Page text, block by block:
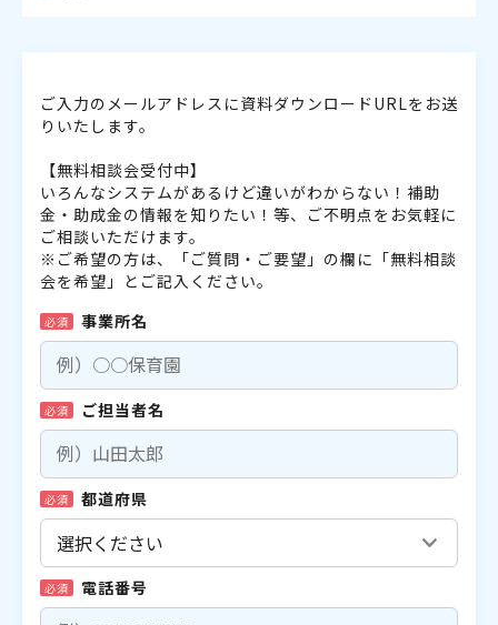
ご入力のメールアドレスに資料ダウンロードURLをお送
りいたします。
【無料相談会受付中】
いろんなシステムがあるけど違いがわからない！補助
金・助成金の情報を知りたい！等、ご不明点をお気軽に
ご相談いただけます。
※ご希望の方は、「ご質問・ご要望」の欄に「無料相談
会を希望」とご記入ください。
必須 事業所名
必須 ご担当者名
必須 都道府県
必須 電話番号